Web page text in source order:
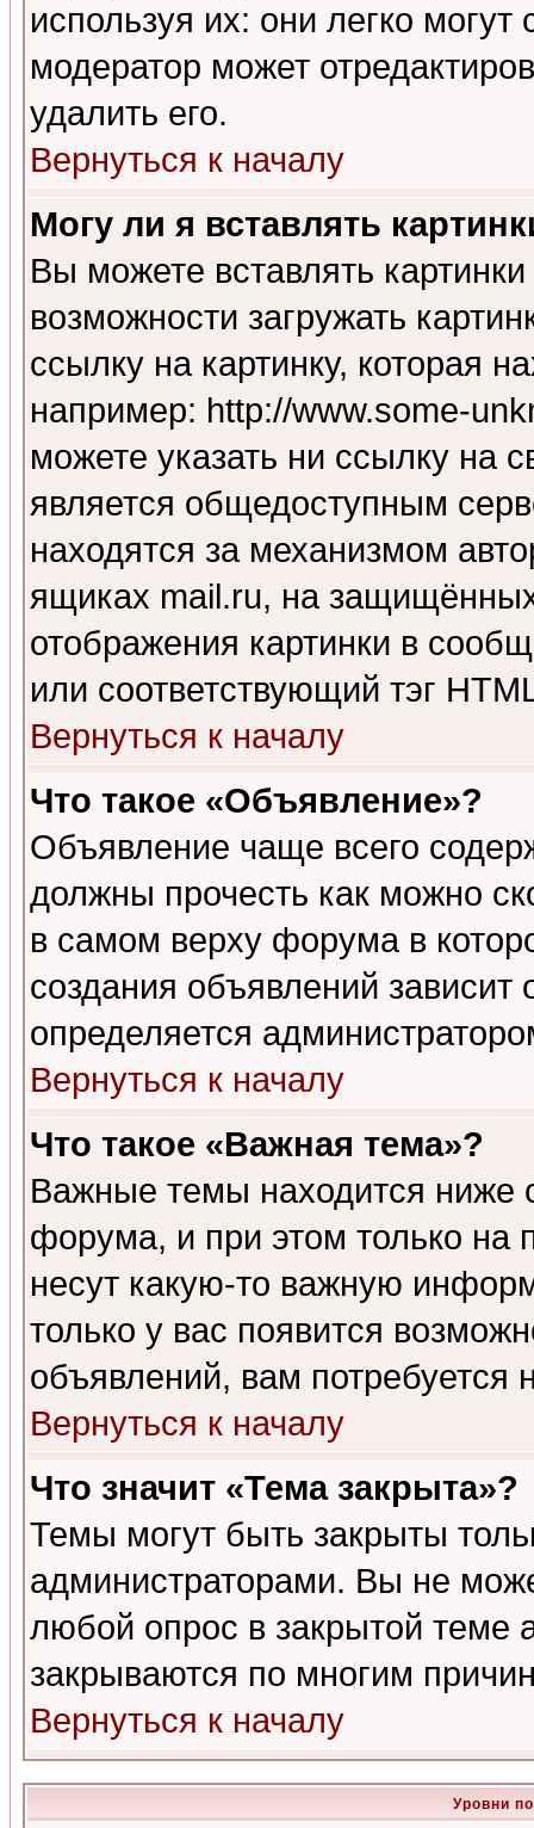
используя их: они легко
модератор может
удалить его.
Вернуться к началу
Могу ли я вставлять
Вы можете вставлять
возможности загружать
ссылку на картинку, которая
например: http://www.some-
можете указать ни ссылку на
является общедоступным
находятся за механизмом
ящиках mail.ru, на
отображения картинки в
или соответствующий тэг
Вернуться к началу
Что такое «Объявление»?
Объявление чаще всего
должны прочесть как можно
в самом верху форума в
создания объявлений зависит
определяется
Вернуться к началу
Что такое «Важная тема»?
Важные темы находится ниже
форума, и при этом только на
несут какую-то важную
только у вас появится
объявлений, вам потребуется
Вернуться к началу
Что значит «Тема закрыта»?
Темы могут быть закрыты
администраторами. Вы не
любой опрос в закрытой теме
закрываются по многим
Вернуться к началу
Уровни